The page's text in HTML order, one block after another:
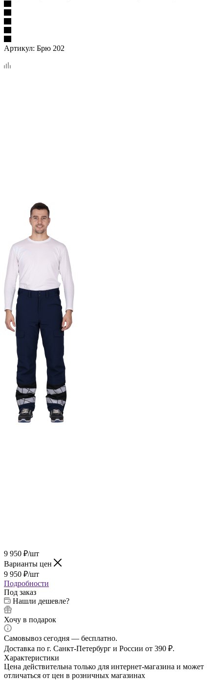
Артикул: Брю 202
9 950 ₽/шт
Варианты цен
9 950 ₽/шт
Подробности
Под заказ
Нашли дешевле?
Хочу в подарок
Самовывоз сегодня — бесплатно.
Доставка по г. Санкт-Петербург и России от 390 ₽.
Характеристики
Цена действительна только для интернет-магазина и может
отличаться от цен в розничных магазинах